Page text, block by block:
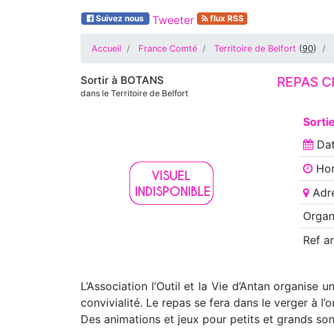
Suivez nous Tweeter flux RSS
Accueil France Comté Territoire de Belfort (90)
Sortir à BOTANS
dans le Territoire de Belfort
REPAS
Ref
L’Association l’Outil et la Vie d’Antan
convivialité. Le repas se fera dans le verger à
Des animations et jeux pour petits et grands